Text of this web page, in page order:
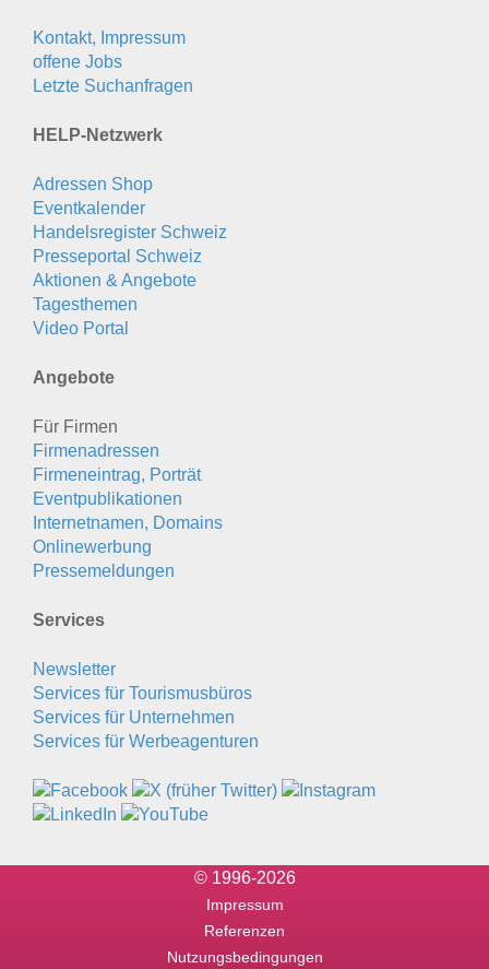
Kontakt, Impressum
offene Jobs
Letzte Suchanfragen
HELP-Netzwerk
Adressen Shop
Eventkalender
Handelsregister Schweiz
Presseportal Schweiz
Aktionen & Angebote
Tagesthemen
Video Portal
Angebote
Für Firmen
Firmenadressen
Firmeneintrag, Porträt
Eventpublikationen
Internetnamen, Domains
Onlinewerbung
Pressemeldungen
Services
Newsletter
Services für Tourismusbüros
Services für Unternehmen
Services für Werbeagenturen
© 1996-2026
Impressum
Referenzen
Nutzungsbedingungen